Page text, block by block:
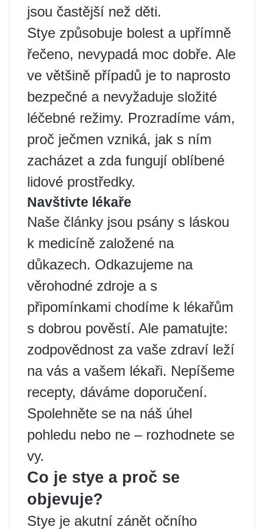
jsou častější než děti.
Stye způsobuje bolest a upřímně
řečeno, nevypadá moc dobře. Ale
ve většině případů je to naprosto
bezpečné a nevyžaduje složité
léčebné režimy. Prozradíme vám,
proč ječmen vzniká, jak s ním
zacházet a zda fungují oblíbené
lidové prostředky.
Navštivte lékaře
Naše články jsou psány s láskou
k medicíně založené na
důkazech. Odkazujeme na
věrohodné zdroje a s
připomínkami chodíme k lékařům
s dobrou pověstí. Ale pamatujte:
zodpovědnost za vaše zdraví leží
na vás a vašem lékaři. Nepíšeme
recepty, dáváme doporučení.
Spolehněte se na náš úhel
pohledu nebo ne – rozhodnete se
vy.
Co je stye a proč se
objevuje?
Stye je akutní zánět očního